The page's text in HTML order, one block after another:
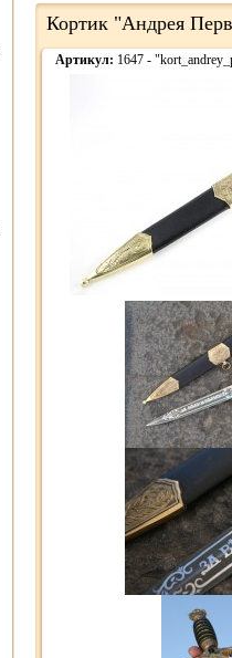
Кортик "Андрея
Артикул: 1647 -